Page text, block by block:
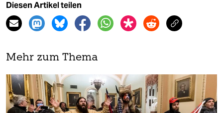
Diesen Artikel teilen
Mehr zum Thema